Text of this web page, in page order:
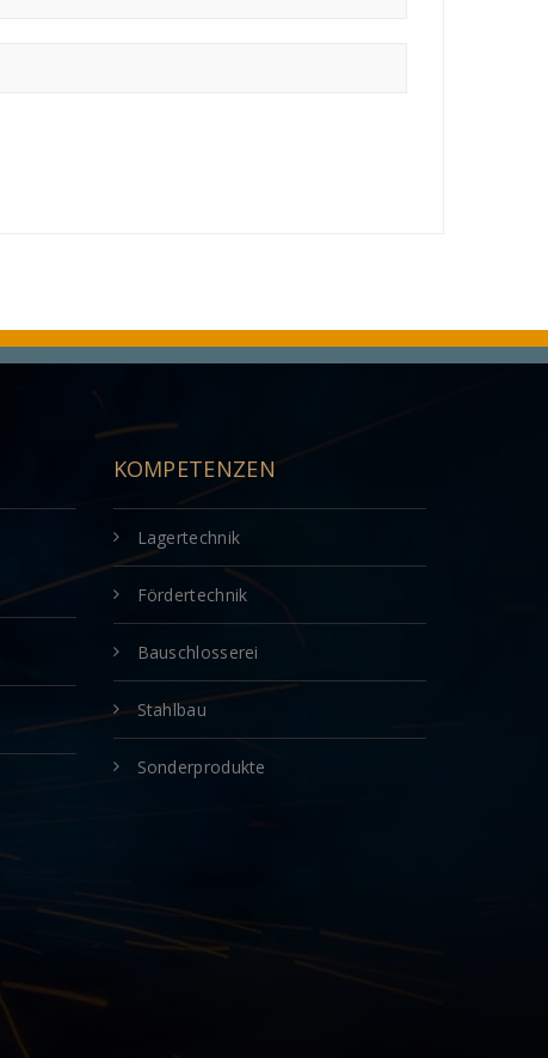
KOMPETENZEN
Lagertechnik
Fördertechnik
Bauschlosserei
Stahlbau
Sonderprodukte